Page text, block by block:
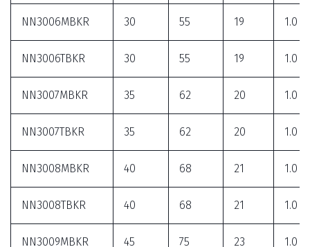
NN3006MBKR 30 55 19 1.0
NN3006TBKR 30 55 19 1.0
NN3007MBKR 35 62 20 1.0
NN3007TBKR 35 62 20 1.0
NN3008MBKR 40 68 21 1.0
NN3008TBKR 40 68 21 1.0
NN3009MBKR 45 75 23 1.0